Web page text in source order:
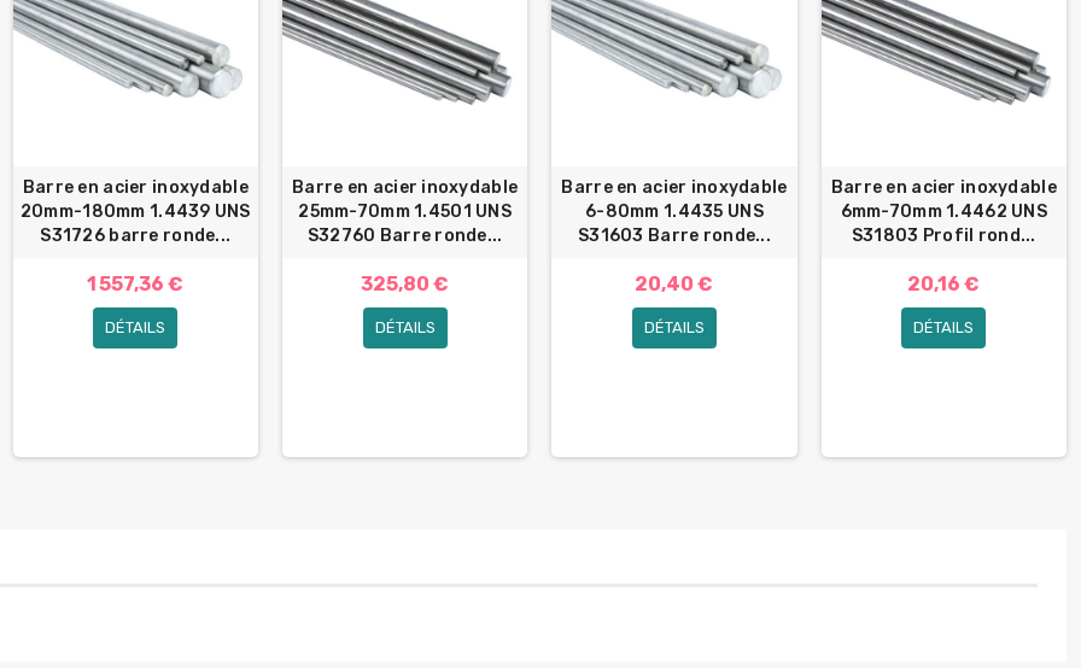
Barre en acier inoxydable
20mm-180mm 1.4439 UNS
S31726 barre ronde...
1 557,36 €
DÉTAILS
Barre en acier inoxydable
25mm-70mm 1.4501 UNS
S32760 Barre ronde...
325,80 €
DÉTAILS
Barre en acier inoxydable
6-80mm 1.4435 UNS
S31603 Barre ronde...
20,40 €
DÉTAILS
Barre en acier inoxydable
6mm-70mm 1.4462 UNS
S31803 Profil rond...
20,16 €
DÉTAILS